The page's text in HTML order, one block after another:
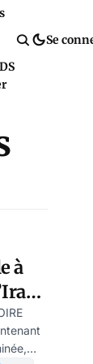
Se
à